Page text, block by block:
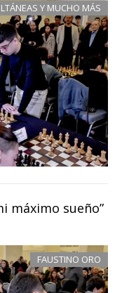
Y MUCHO MÁS
máximo sueño”
FAUSTINO ORO